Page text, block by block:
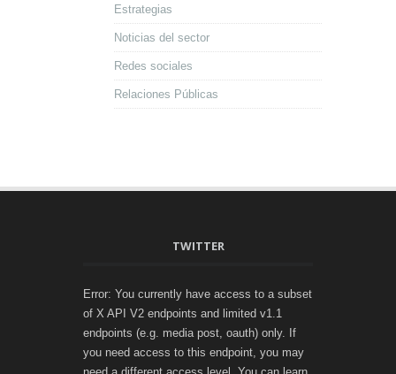
Estrategias
Noticias del sector
Redes sociales
Relaciones Públicas
TWITTER
Error: You currently have access to a subset
of X API V2 endpoints and limited v1.1
endpoints (e.g. media post, oauth) only. If
you need access to this endpoint, you may